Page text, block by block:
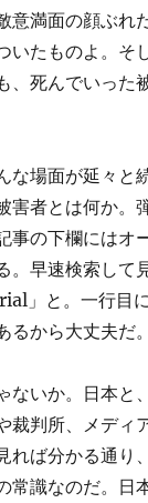
意満面の顔ぶれ
いたものよ。そ
、死んでいった
な場面が延々と
害者とは何か。
事の下欄にはオ
。早速検索し
と。一行目に
るから大丈夫だ。
ないか。日本と
裁判所、メディ
れば分かる通り
常識なのだ。日